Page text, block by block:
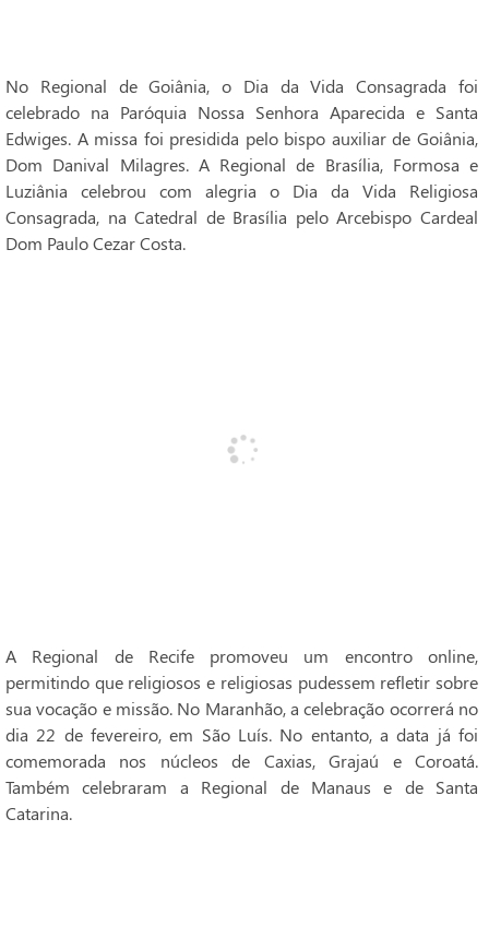
No Regional de Goiânia, o Dia da Vida Consagrada foi
celebrado na Paróquia Nossa Senhora Aparecida e Santa
Edwiges. A missa foi presidida pelo bispo auxiliar de Goiânia,
Dom Danival Milagres. A Regional de Brasília, Formosa e
Luziânia celebrou com alegria o Dia da Vida Religiosa
Consagrada, na Catedral de Brasília pelo Arcebispo Cardeal
Dom Paulo Cezar Costa.
A Regional de Recife promoveu um encontro online,
permitindo que religiosos e religiosas pudessem refletir sobre
sua vocação e missão. No Maranhão, a celebração ocorrerá no
dia 22 de fevereiro, em São Luís. No entanto, a data já foi
comemorada nos núcleos de Caxias, Grajaú e Coroatá.
Também celebraram a Regional de Manaus e de Santa
Catarina.